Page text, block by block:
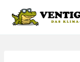
Inhalt